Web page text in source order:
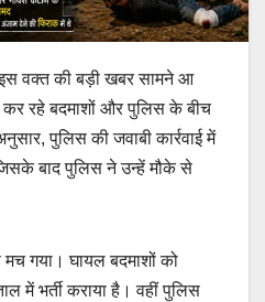
वक्त की बड़ी खबर सामने आ
कर रहे बदमाशों और पुलिस के बीच
पुलिस की जवाबी कार्रवाई में
बाद पुलिस ने उन्हें मौके से
गया। घायल बदमाशों को
में भर्ती कराया है। वहीं पुलिस